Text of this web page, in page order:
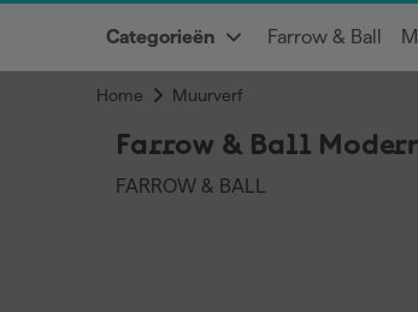
Categorieën Farrow & Ball
Home Muurverf
Farrow & Ball
FARROW & BALL